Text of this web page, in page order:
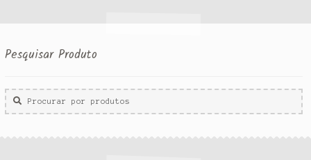
Pesquisar Produto
Procurar
por: